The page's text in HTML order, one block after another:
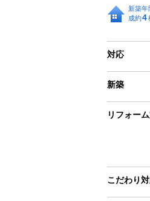
新築年
成約4
対応
新築
リフォー
こだわり